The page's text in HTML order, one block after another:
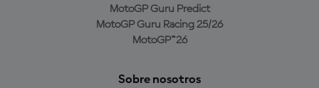
MotoGP Guru Predict
MotoGP Guru Racing 25/26
MotoGP™26
Sobre nosotros